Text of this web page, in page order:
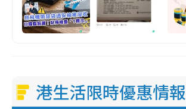
港生活限時優惠情報